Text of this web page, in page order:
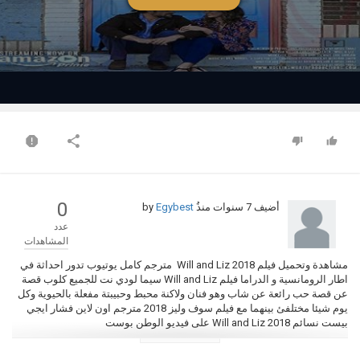
أضيف 7 سنوات منذُ by
Egybest
0
عدد
المشاهدات
مشاهدة وتحميل فيلم Will and Liz 2018 مترجم كامل يوتيوب تدور احداثة في
اطار الرومانسية و الدراما فيلم Will and Liz سيما لودي نت للجميع كلوب قصة
عن قصة حب رائعة عن شاب وهو فنان ولاكنة محبط وحبيبتة مفعلة بالحيوية وكل
يوم شيئا مختلفئ بينهما مع فيلم سوف وليز 2018 مترجم اون لاين فشار ايجي
بيست نسائم Will and Liz 2018 على فيديو الوطن بوست